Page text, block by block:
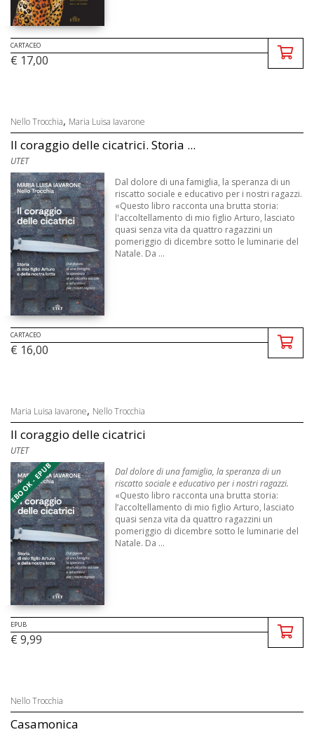
CARTACEO
€ 17,00
Nello Trocchia, Maria Luisa Iavarone
Il coraggio delle cicatrici. Storia ...
UTET
Dal dolore di una famiglia, la speranza di un
riscatto sociale e educativo per i nostri ragazzi.
«Questo libro racconta una brutta storia:
l'accoltellamento di mio figlio Arturo, lasciato
quasi senza vita da quattro ragazzini un
pomeriggio di dicembre sotto le luminarie del
Natale. Da ...
CARTACEO
€ 16,00
Maria Luisa Iavarone, Nello Trocchia
Il coraggio delle cicatrici
UTET
EBOOK - EPUB
Dal dolore di una famiglia, la speranza di un
riscatto sociale e educativo per i nostri ragazzi.
«Questo libro racconta una brutta storia:
l’accoltellamento di mio figlio Arturo, lasciato
quasi senza vita da quattro ragazzini un
pomeriggio di dicembre sotto le luminarie del
Natale. Da ...
EPUB
€ 9,99
Nello Trocchia
Casamonica